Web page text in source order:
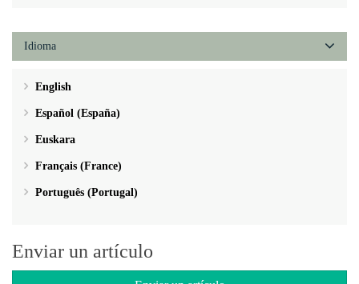
Idioma
English
Español (España)
Euskara
Français (France)
Português (Portugal)
Enviar un artículo